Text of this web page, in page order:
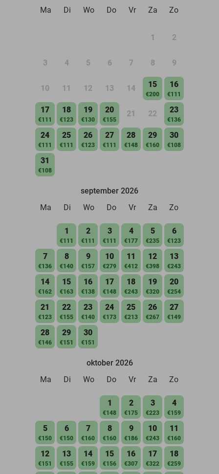
Ma
Di Wo Do Vr Za Zo
1 2
3 4 5 6 7 8 9
10 11 12 13 14 15
€200
16
€111
17
€111
18
€123
19
€130
20
€155
21 22 23
€136
24
€111
25
€111
26
€123
27
€111
28
€148
29
€160
30
€108
31
€108
september 2026
Ma
Di Wo Do Vr Za Zo
1
€111
2
€111
3
€111
4
€177
5
€235
6
€123
7
€136
8
€140
9
€157
10
€279
11
€412
12
€398
13
€243
14
€162
15
€163
16
€138
17
€148
18
€243
19
€320
20
€254
21
€123
22
€155
23
€140
24
€173
25
€213
26
€267
27
€149
28
€146
29
€151
30
€151
oktober 2026
Ma
Di Wo Do Vr Za Zo
1
€148
2
€175
3
€223
4
€159
5
€150
6
€150
7
€160
8
€160
9
€186
10
€243
11
€160
12
€151
13
€155
14
€159
15
€156
16
€307
17
€322
18
€259